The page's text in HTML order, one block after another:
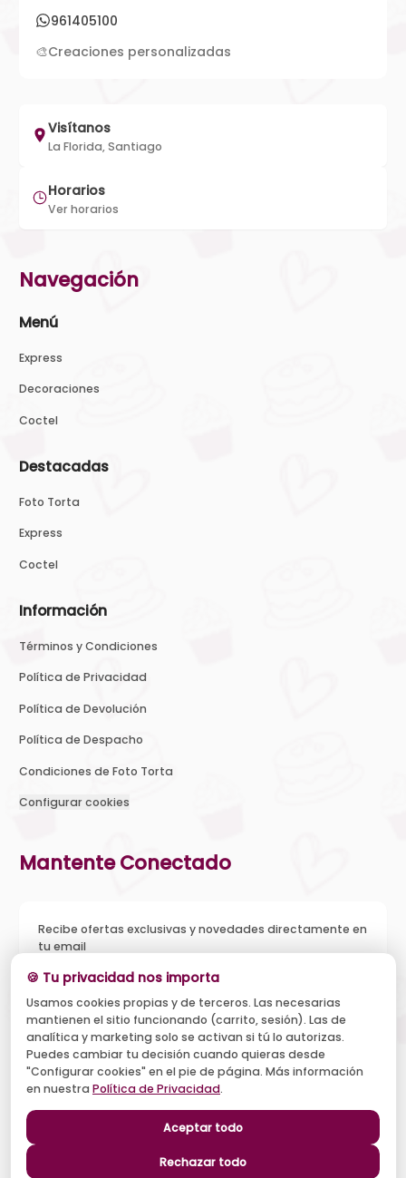
961405100
🎨Creaciones personalizadas
Visítanos
La Florida, Santiago
Horarios
Ver horarios
Navegación
Menú
Express
Decoraciones
Coctel
Destacadas
Foto Torta
Express
Coctel
Información
Términos y Condiciones
Política de Privacidad
Política de Devolución
Política de Despacho
Condiciones de Foto Torta
Configurar cookies
Mantente Conectado
Recibe ofertas exclusivas y novedades directamente en
tu email
Acepto recibir novedades y ofertas, y el tratamiento de mi
email según la Política de Privacidad . Puedo darme de baja
cuando quiera.
Suscribirse
🍪 Tu privacidad nos importa
Usamos cookies propias y de terceros. Las necesarias
mantienen el sitio funcionando (carrito, sesión). Las de
analítica y marketing solo se activan si tú lo autorizas.
Puedes cambiar tu decisión cuando quieras desde
"Configurar cookies" en el pie de página. Más información
en nuestra Política de Privacidad.
Aceptar todo
Rechazar todo